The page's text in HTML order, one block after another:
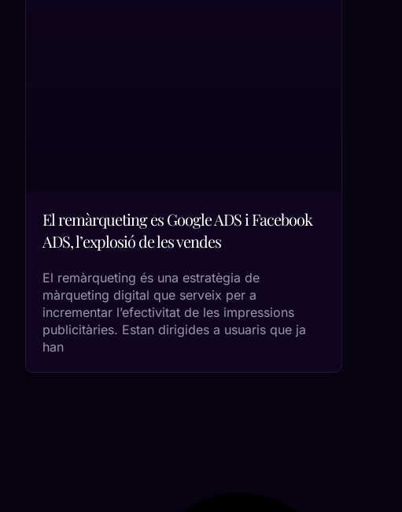
El remàrqueting es Google ADS i Facebook
ADS, l’explosió de les vendes
El remàrqueting és una estratègia de
màrqueting digital que serveix per a
incrementar l’efectivitat de les impressions
publicitàries. Estan dirigides a usuaris que ja
han